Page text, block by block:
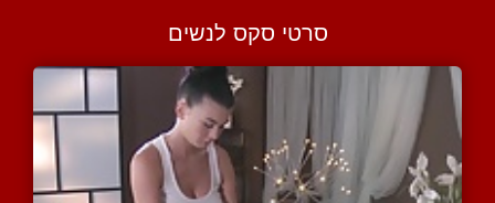
סרטי סקס לנשים